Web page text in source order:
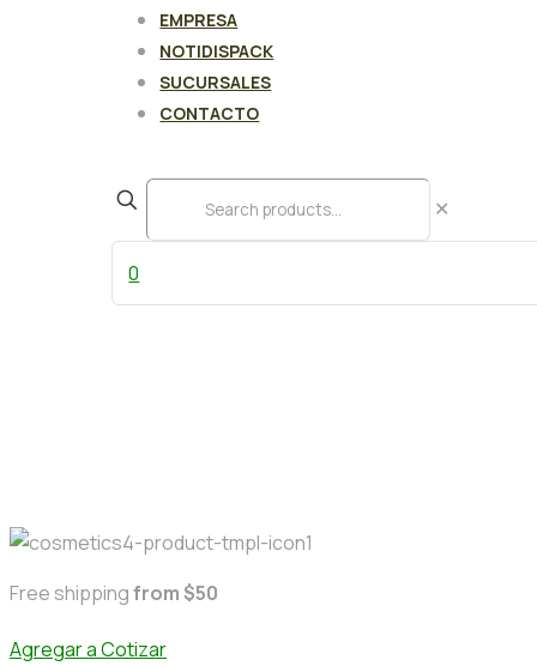
EMPRESA
NOTIDISPACK
SUCURSALES
CONTACTO
✕
0
Free shippingfrom $50
Agregar a Cotizar